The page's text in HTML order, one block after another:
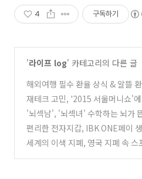
4 구독하기
'라이프 log' 카테고리의 다른 글
해외여행 필수 환율 상식 & 알뜰 환
(0)
재테크 고민, '2015 서울머니쇼'
세요 (0)
'뇌섹남', '뇌섹녀' 수학하는 뇌가
편리한 전자지갑, IBK ONE페이
서
(0)
세계의 이색 지폐, 영국 지폐 속 스